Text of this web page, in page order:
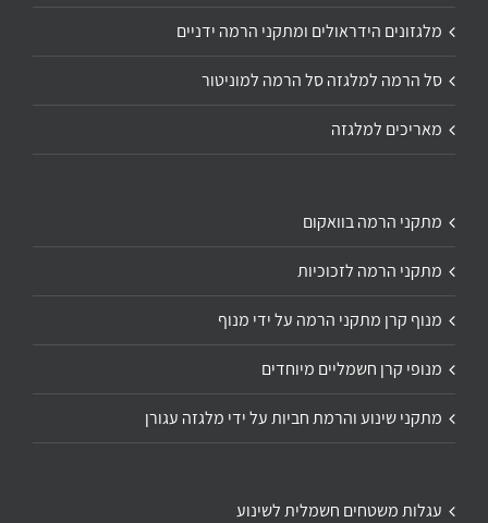
מלגזונים הידראולים ומתקני הרמה ידניים
סל הרמה למלגזה סל הרמה למוניטור
מאריכים למלגזה
מתקני הרמה בוואקום
מתקני הרמה לזכוכיות
מנוף קרן מתקני הרמה על ידי מנוף
מנופי קרן חשמליים מיוחדים
מתקני שינוע והרמת חביות על ידי מלגזה עגורן
עגלות משטחים חשמלית לשינוע